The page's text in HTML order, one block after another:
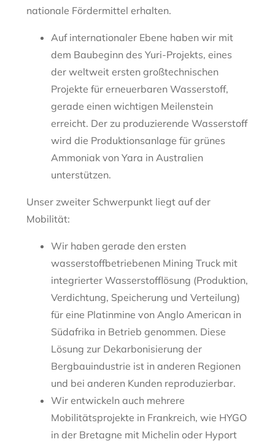
nationale Fördermittel erhalten.
Auf internationaler Ebene haben wir mit
dem Baubeginn des Yuri-Projekts, eines
der weltweit ersten großtechnischen
Projekte für erneuerbaren Wasserstoff,
gerade einen wichtigen Meilenstein
erreicht. Der zu produzierende Wasserstoff
wird die Produktionsanlage für grünes
Ammoniak von Yara in Australien
unterstützen.
Unser zweiter Schwerpunkt liegt auf der
Mobilität:
Wir haben gerade den ersten
wasserstoffbetriebenen Mining Truck mit
integrierter Wasserstofflösung (Produktion,
Verdichtung, Speicherung und Verteilung)
für eine Platinmine von Anglo American in
Südafrika in Betrieb genommen. Diese
Lösung zur Dekarbonisierung der
Bergbauindustrie ist in anderen Regionen
und bei anderen Kunden reproduzierbar.
Wir entwickeln auch mehrere
Mobilitätsprojekte in Frankreich, wie HYGO
in der Bretagne mit Michelin oder Hyport